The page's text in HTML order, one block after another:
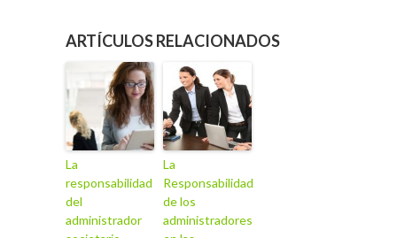
ARTÍCULOS RELACIONADOS
La
responsabilidad
del
administrador
La
Responsabilidad
de los
administradores